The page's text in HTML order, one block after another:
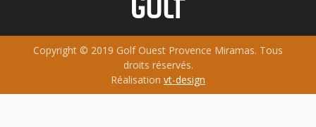
Copyright © 2019 Golf Ouest Provence Miramas. Tous
droits réservés.
Réalisation vt-design